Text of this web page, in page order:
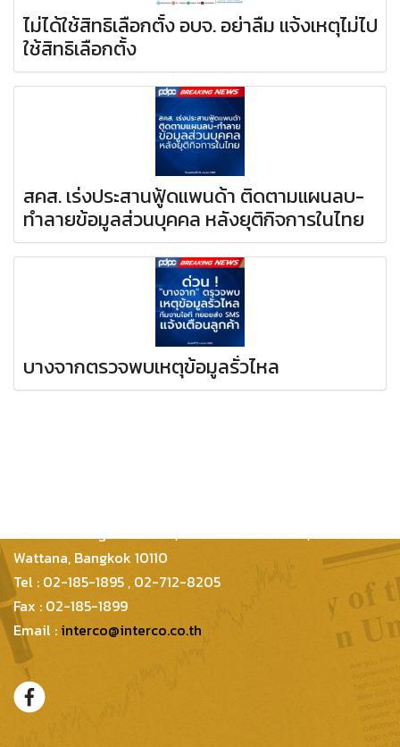
ไม่ได้ใช้สิทธิเลือกตั้ง อบจ. อย่าลืม แจ้งเหตุไม่ไป
ใช้สิทธิเลือกตั้ง
สคส. เร่งประสานฟู้ดแพนด้า ติดตามแผนลบ-
ทำลายข้อมูลส่วนบุคคล หลังยุติกิจการในไทย
บางจากตรวจพบเหตุข้อมูลรั่วไหล
399/48 Thonglor 21 Lane, Sukhumvit 55 Road,
Wattana, Bangkok 10110
Tel : 02-185-1895 , 02-712-8205
Fax : 02-185-1899
Email : interco@interco.co.th